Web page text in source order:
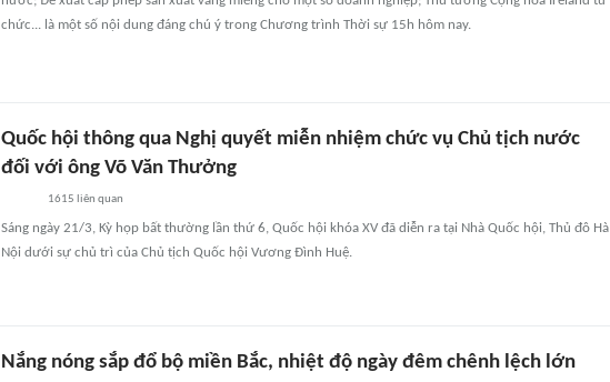
chức... là một số nội dung đáng chú ý trong Chương trình Thời sự 15h hôm nay.
Quốc hội thông qua Nghị quyết miễn nhiệm chức vụ Chủ tịch nước
đối với ông Võ Văn Thưởng
1615 liên quan
Sáng ngày 21/3, Kỳ họp bất thường lần thứ 6, Quốc hội khóa XV đã diễn ra tại Nhà Quốc hội, Thủ đô Hà
Nội dưới sự chủ trì của Chủ tịch Quốc hội Vương Đình Huệ.
Nắng nóng sắp đổ bộ miền Bắc, nhiệt độ ngày đêm chênh lệch lớn